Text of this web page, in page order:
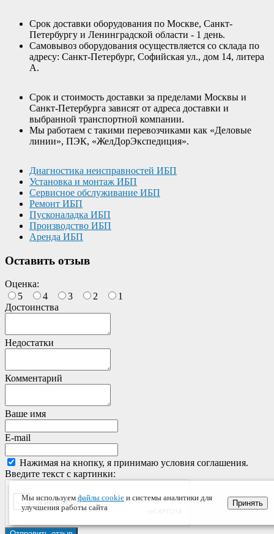
Срок доставки оборудования по Москве, Санкт-
Петербургу и Ленинградской области - 1 день.
Самовывоз оборудования осуществляется со склада по
адресу: Санкт-Петербург, Софийская ул., дом 14, литера
А.
Срок и стоимость доставки за пределами Москвы и
Санкт-Петербурга зависят от адреса доставки и
выбранной транспортной компании.
Мы работаем с такими перевозчиками как «Деловые
линии», ПЭК, «ЖелДорЭкспедиция».
Диагностика неисправностей ИБП
Установка и монтаж ИБП
Сервисное обслуживание ИБП
Ремонт ИБП
Пусконаладка ИБП
Производство ИБП
Аренда ИБП
Оставить отзыв
Оценка:
5
4 3 2
1
Достоинства
Недостатки
Комментарий
Ваше имя
E-mail
Нажимая на кнопку, я принимаю условия соглашения.
Введите текст с картинки:
Мы используем файлы cookie и системы аналитики для
улучшения работы сайта
Принять